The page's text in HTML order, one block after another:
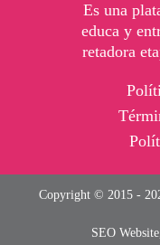
Es una
educa y
retadora
Copyright © 2015 -
SEO Website